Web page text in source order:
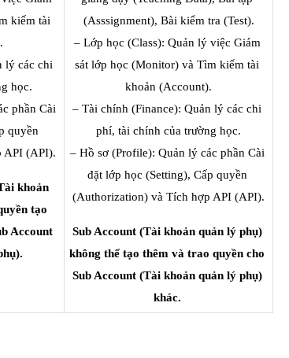
kiếm tài
lý các chi
học.
phần Cài
quyền
API (API).
khoản
tạo
Account
(Asssignment), Bài kiểm tra (Test).
– Lớp học (Class): Quản lý việc Giám
sát lớp học (Monitor) và Tìm kiếm tài
khoản (Account).
– Tài chính (Finance): Quản lý các chi
phí, tài chính của trường học.
– Hồ sơ (Profile): Quản lý các phần Cài
đặt lớp học (Setting), Cấp quyền
(Authorization) và Tích hợp API (API).
Sub Account (Tài khoản quản lý phụ)
không thể tạo thêm và trao quyền cho
Sub Account (Tài khoản quản lý phụ)
khác.